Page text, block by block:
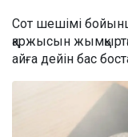
Сот шешімі
қаржысын
айға дейін бас